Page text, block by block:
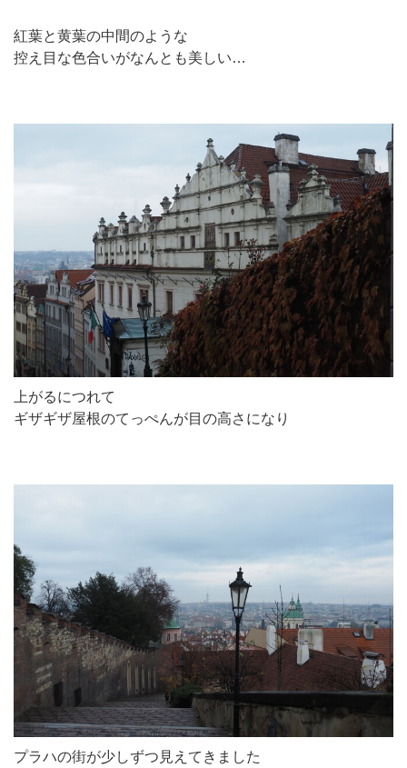
紅葉と黄葉の中間のような
控え目な色合いがなんとも美しい…
上がるにつれて
ギザギザ屋根のてっぺんが目の高さになり
プラハの街が少しずつ見えてきました